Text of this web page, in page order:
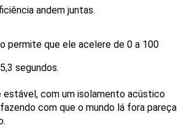
andem juntas.
permite que ele acelere de 0 a 100
segundos.
estável, com um isolamento acústico
com que o mundo lá fora pareça